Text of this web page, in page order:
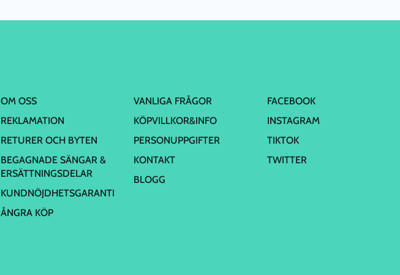
OM OSS
REKLAMATION
RETURER OCH BYTEN
BEGAGNADE SÄNGAR &
ERSÄTTNINGSDELAR
KUNDNÖJDHETSGARANTI
ÅNGRA KÖP
VANLIGA FRÅGOR
KÖPVILLKOR&INFO
PERSONUPPGIFTER
KONTAKT
BLOGG
FACEBOOK
INSTAGRAM
TIKTOK
TWITTER